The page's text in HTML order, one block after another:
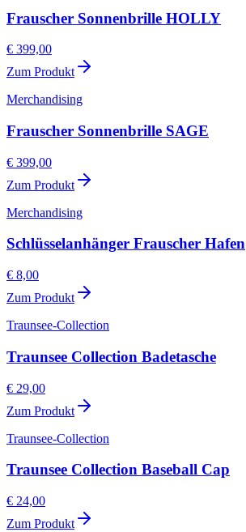
Frauscher Sonnenbrille HOLLY
€ 399,00
Zum Produkt
Merchandising
Frauscher Sonnenbrille SAGE
€ 399,00
Zum Produkt
Merchandising
Schlüsselanhänger Frauscher Hafen
€ 8,00
Zum Produkt
Traunsee-Collection
Traunsee Collection Badetasche
€ 29,00
Zum Produkt
Traunsee-Collection
Traunsee Collection Baseball Cap
€ 24,00
Zum Produkt